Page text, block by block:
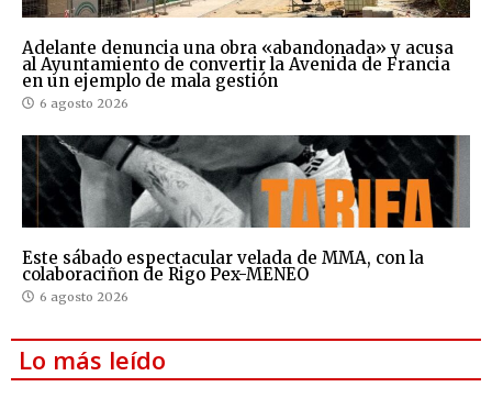
Adelante denuncia una obra «abandonada» y acusa
al Ayuntamiento de convertir la Avenida de Francia
en un ejemplo de mala gestión
6 agosto 2026
Este sábado espectacular velada de MMA, con la
colaboraciñon de Rigo Pex-MENEO
6 agosto 2026
Lo más leído